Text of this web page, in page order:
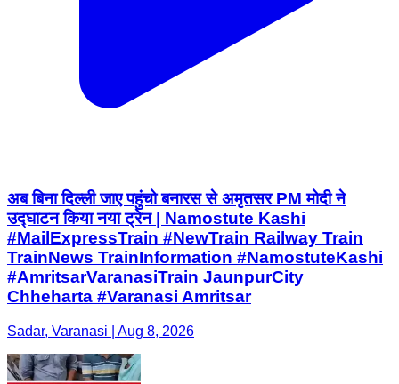
अब बिना दिल्ली जाए पहुंचो बनारस से अमृतसर PM मोदी ने
उद्घाटन किया नया ट्रेन | Namostute Kashi
#MailExpressTrain #NewTrain Railway Train
TrainNews TrainInformation #NamostuteKashi
#AmritsarVaranasiTrain JaunpurCity
Chheharta #Varanasi Amritsar
Sadar, Varanasi | Aug 8, 2026